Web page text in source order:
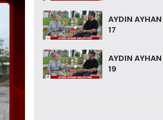
AYDIN
17
AYDIN
19